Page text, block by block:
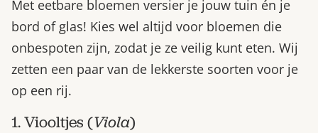
Met eetbare bloemen versier je jouw tuin én je
bord of glas! Kies wel altijd voor bloemen die
onbespoten zijn, zodat je ze veilig kunt eten. Wij
zetten een paar van de lekkerste soorten voor je
op een rij.
1. Viooltjes (Viola)